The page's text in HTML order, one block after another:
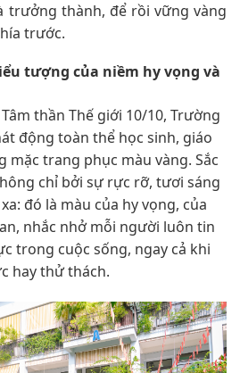
trưởng thành, để rồi vững vàng
trước.
tượng của niềm hy vọng và
thần Thế giới 10/10, Trường
động toàn thể học sinh, giáo
mặc trang phục màu vàng. Sắc
chỉ bởi sự rực rỡ, tươi sáng
đó là màu của hy vọng, của
nhắc nhở mỗi người luôn tin
trong cuộc sống, ngay cả khi
hay thử thách.